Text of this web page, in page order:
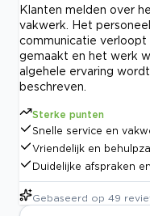
Klanten melden over
vakwerk. Het
communicatie
gemaakt en het werk
algehele ervaring
beschreven.
Sterke punten
Snelle service en
Vriendelijk en
Duidelijke afspraken
Gebaseerd op 49